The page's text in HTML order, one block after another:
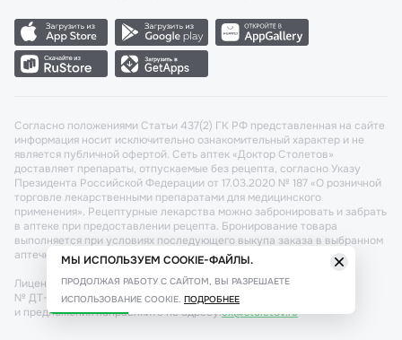
Согласно положениями Статьи 437(2) ГК РФ представленная на сайте
информация носит исключительно ознакомительный характер и не
является публичной офертой. Сеть аптек «Доктор Столетов»
доставляет препараты, отпускаемые без рецепта, согласно Указу
Президента Российской Федерации от 17.03.2020 № 187 «О розничной
торговле лекарственными препаратами для медицинского
применения». Рецептурные лекарства можно забронировать и забрать
в аптеке при предоставлении рецепта. Бронирование товара
выполняется при условиях последующего выкупа заказа в выбранном
аптечном пункте.
Лицензия №: ЛО-77-02-011340 от 22 декабря 2020г. Разрешение
№ ДТ-77-000421 от 25.10.2021 г. Вопросы по заказам, претензии
и предложения направляйте по адресу:cx@stoletov.ru
МЫ ИСПОЛЬЗУЕМ COOKIE-ФАЙЛЫ.
ПРОДОЛЖАЯ РАБОТУ С САЙТОМ, ВЫ РАЗРЕШАЕТЕ
ИСПОЛЬЗОВАНИЕ COOKIE. ПОДРОБНЕЕ